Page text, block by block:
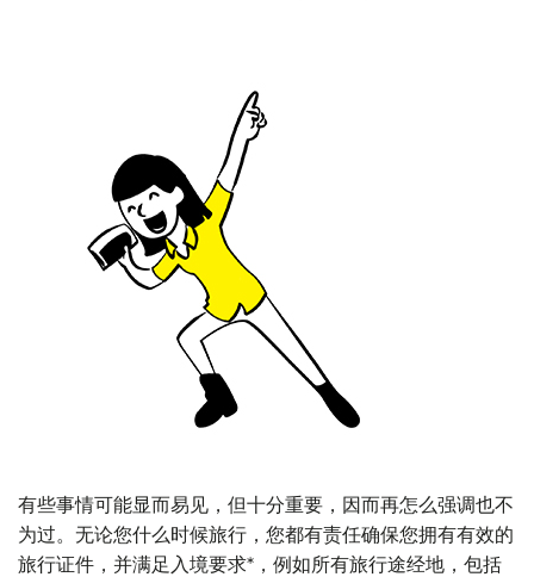
有些事情可能显而易见，但十分重要，因而再怎么强调也不
为过。无论您什么时候旅行，您都有责任确保您拥有有效的
旅行证件，并满足入境要求*，例如所有旅行途经地，包括